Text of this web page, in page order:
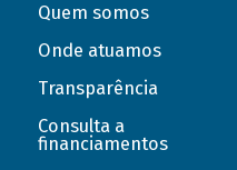
Quem somos
Onde atuamos
Transparência
Consulta a
financiamentos